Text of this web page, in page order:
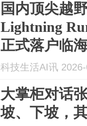
国内顶尖越
Lightning
正式落户临
科技生活AI讯
大掌柜对话
坡、下坡，